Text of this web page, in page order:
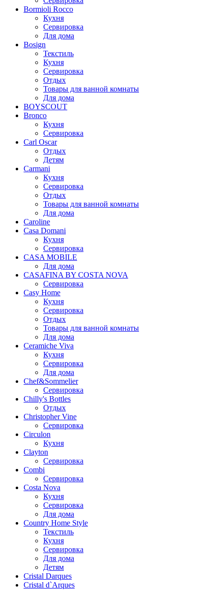
Bormioli Rocco
Кухня
Сервировка
Для дома
Bosign
Текстиль
Кухня
Сервировка
Отдых
Товары для ванной комнаты
Для дома
BOYSCOUT
Bronco
Кухня
Сервировка
Carl Oscar
Отдых
Детям
Carmani
Кухня
Сервировка
Отдых
Товары для ванной комнаты
Для дома
Caroline
Casa Domani
Кухня
Сервировка
CASA MOBILE
Для дома
CASAFINA BY COSTA NOVA
Сервировка
Casy Home
Кухня
Сервировка
Отдых
Товары для ванной комнаты
Для дома
Ceramiche Viva
Кухня
Сервировка
Для дома
Chef&Sommelier
Сервировка
Chilly's Bottles
Отдых
Christopher Vine
Сервировка
Circulon
Кухня
Clayton
Сервировка
Combi
Сервировка
Costa Nova
Кухня
Сервировка
Для дома
Country Home Style
Текстиль
Кухня
Сервировка
Для дома
Детям
Cristal Darques
Cristal d`Arques